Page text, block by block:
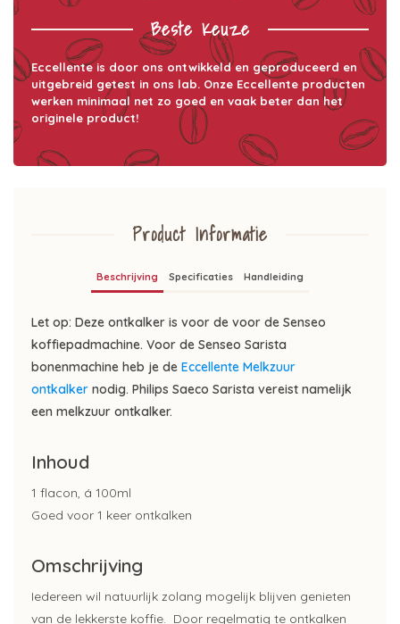
Beste Keuze
Eccellente is door ons ontwikkeld en geproduceerd en
uitgebreid getest in ons lab. Onze Eccellente producten
werken minimaal net zo goed en vaak beter dan het
originele product!
Product Informatie
Beschrijving Specificaties Handleiding
Let op: Deze ontkalker is voor de voor de Senseo
koffiepadmachine. Voor de Senseo Sarista
bonenmachine heb je de Eccellente Melkzuur
ontkalker nodig. Philips Saeco Sarista vereist namelijk
een melkzuur ontkalker.
Inhoud
1 flacon, á 100ml
Goed voor 1 keer ontkalken
Omschrijving
Iedereen wil natuurlijk zolang mogelijk blijven genieten
van de lekkerste koffie. Door regelmatig te ontkalken